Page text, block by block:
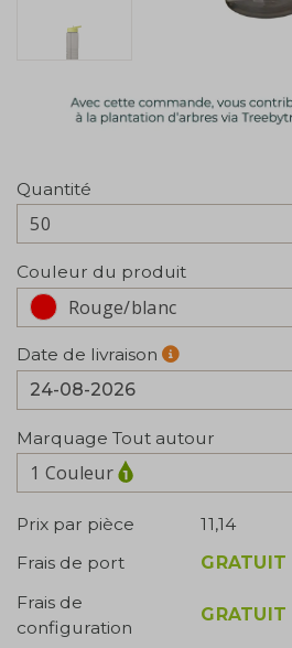
Quantité
50
Couleur du produit
Rouge/blanc
Date de livraison
Marquage Tout autour
1 Couleur
Prix par pièce
11,14
Frais de port
GRATUIT
Frais de
configuration
GRATUIT